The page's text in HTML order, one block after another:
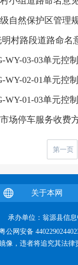
自然保护区管理
村路段道路命名
WY-03-03单元控
WY-02-01单元控
WY-01-03单元控
场停车服务收费
第一页
关于本网
承办单位：翁源县
公网安备
像，违者将追究其法律